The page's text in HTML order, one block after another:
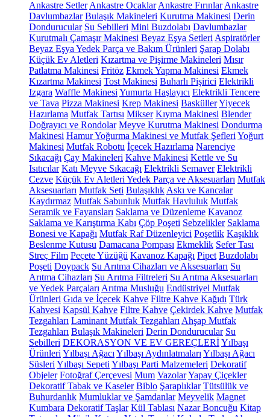
Ankastre Setler Ankastre Ocaklar Ankastre Fırınlar Ankastre
Davlumbazlar Bulaşık Makineleri Kurutma Makinesi Derin
Dondurucular Su Sebilleri Mini Buzdolabı Davlumbazlar
Kurutmalı Çamaşır Makinesi Beyaz Eşya Setleri Aspiratörler
Beyaz Eşya Yedek Parça ve Bakım Ürünleri Şarap Dolabı
Küçük Ev Aletleri Kızartma ve Pişirme Makineleri Mısır
Patlatma Makinesi Fritöz Ekmek Yapma Makinesi Ekmek
Kızartma Makinesi Tost Makinesi Buharlı Pişirici Elektrikli
Izgara Waffle Makinesi Yumurta Haşlayıcı Elektrikli Tencere
ve Tava Pizza Makinesi Krep Makinesi BasküllerYiyecek
Hazırlama Mutfak Tartısı Mikser Kıyma Makinesi Blender
Doğrayıcı ve Rondolar Meyve Kurutma Makinesi Dondurma
Makinesi Hamur Yoğurma Makinesi ve Mutfak Şefleri Yoğurt
Makinesi Mutfak Robotu İçecek Hazırlama Narenciye
Sıkacağı Çay Makineleri Kahve Makinesi Kettle ve Su
Isıtıcılar Katı Meyve Sıkacağı Elektrikli Semaver Elektrikli
Cezve Küçük Ev Aletleri Yedek Parça ve Aksesuarları Mutfak
Aksesuarları Mutfak Seti Bulaşıklık Askı ve Kancalar
Kaydırmaz Mutfak Sabunluk Mutfak Havluluk Mutfak
Seramik ve Fayansları Saklama ve Düzenleme Kavanoz
Saklama ve Karıştırma Kabı Çöp Poşeti Sebzelikler Saklama
Bonesi ve Kapağı Mutfak Raf Düzenleyici Poşetlik Kaşıklık
Beslenme Kutusu Damacana Pompası Ekmeklik Sefer Tası
Streç Film Peçete Yüzüğü Kavanoz Kapağı Pipet Buzdolabı
Poşeti Doypack Su Arıtma Cihazları ve Aksesuarları Su
Arıtma Cihazları Su Arıtma Filtreleri Su Arıtma Aksesuarları
ve Yedek Parçaları Arıtma Musluğu Endüstriyel Mutfak
Ürünleri Gıda ve İçecek Kahve Filtre Kahve Kağıdı Türk
Kahvesi Kapsül Kahve Filtre Kahve Çekirdek Kahve Mutfak
Tezgahları Laminant Mutfak Tezgahları Ahşap Mutfak
Tezgahları Bulaşık Makineleri Derin Dondurucular Su
Sebilleri DEKORASYON VE EV GEREÇLERİYılbaşı
Ürünleri Yılbaşı Ağacı Yılbaşı Aydınlatmaları Yılbaşı Ağacı
Süsleri Yılbaşı Sepeti Yılbaşı Parti Malzemeleri Dekoratif
Objeler Fotoğraf Çerçevesi Mum VazolarYapay Çiçekler
Dekoratif Tabak ve Kaseler Biblo Şaraplıklar Tütsülük ve
Buhurdanlık Mumluklar ve Şamdanlar Meyvelik Magnet
Kumbara Dekoratif Taşlar Kül Tablası Nazar Boncuğu Kitap